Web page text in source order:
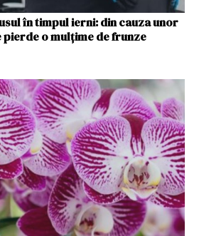
în timpul ierni: din cauza unor
o mulțime de frunze